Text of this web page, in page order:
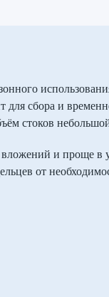
для сбора и
стоков
и проще в
от